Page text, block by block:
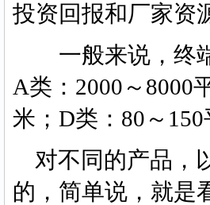
投资回报和厂家资
一般来说，终端
A类：2000～8000
米；D类：80～
对不同的产品，
的，简单说，就是